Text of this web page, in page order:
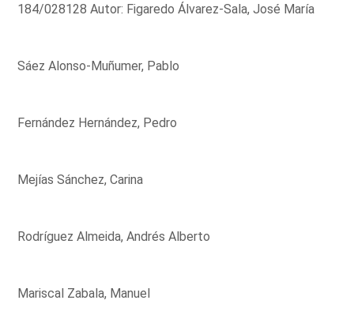
184/028128 Autor: Figaredo Álvarez-Sala, José María
Sáez Alonso-Muñumer, Pablo
Fernández Hernández, Pedro
Mejías Sánchez, Carina
Rodríguez Almeida, Andrés Alberto
Mariscal Zabala, Manuel